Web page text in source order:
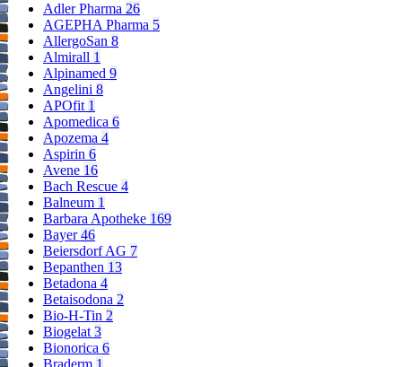
Adler Pharma 26
AGEPHA Pharma 5
AllergoSan 8
Almirall 1
Alpinamed 9
Angelini 8
APOfit 1
Apomedica 6
Apozema 4
Aspirin 6
Avene 16
Bach Rescue 4
Balneum 1
Barbara Apotheke 169
Bayer46
Beiersdorf AG 7
Bepanthen 13
Betadona 4
Betaisodona 2
Bio-H-Tin 2
Biogelat 3
Bionorica 6